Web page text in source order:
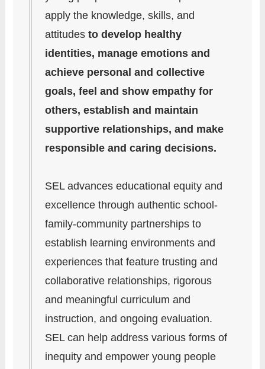
apply the knowledge, skills, and
attitudesto develop healthy
identities, manage emotions and
achieve personal and collective
goals, feel and show empathy for
others, establish and maintain
supportive relationships, and make
responsible and caring decisions.
SEL advances educational equity and
excellence through authentic school-
family-community partnerships to
establish learning environments and
experiences that feature trusting and
collaborative relationships, rigorous
and meaningful curriculum and
instruction, and ongoing evaluation.
SEL can help address various forms of
inequity and empower young people